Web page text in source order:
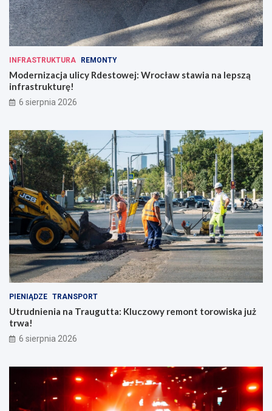
INFRASTRUKTURA REMONTY
Modernizacja ulicy Rdestowej: Wrocław stawia na lepszą
infrastrukturę!
6 sierpnia 2026
PIENIĄDZE TRANSPORT
Utrudnienia na Traugutta: Kluczowy remont torowiska już
trwa!
6 sierpnia 2026